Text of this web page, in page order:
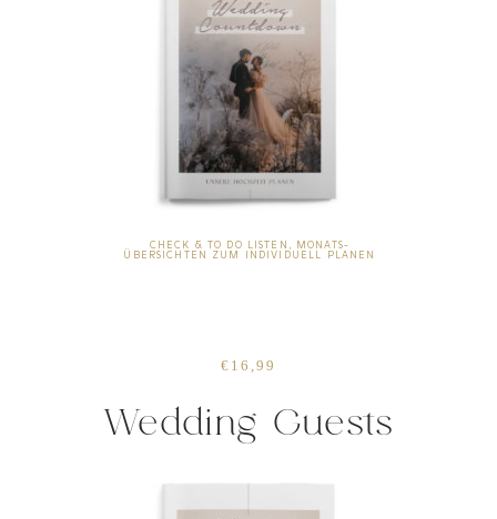
€16,99
Wedding Guests
CHECK & TO DO LISTEN, MONATS-
ÜBERSICHTEN ZUM INDIVIDUELL PLANEN